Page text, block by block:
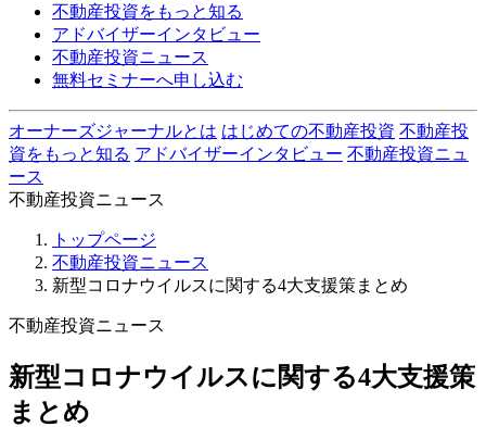
不動産投資をもっと知る
アドバイザーインタビュー
不動産投資ニュース
無料セミナーへ申し込む
オーナーズジャーナルとは はじめての不動産投資 不動産投
資をもっと知る アドバイザーインタビュー 不動産投資ニュ
ース
不動産投資ニュース
トップページ
不動産投資ニュース
新型コロナウイルスに関する4大支援策まとめ
不動産投資ニュース
新型コロナウイルスに関する4大支援策
まとめ